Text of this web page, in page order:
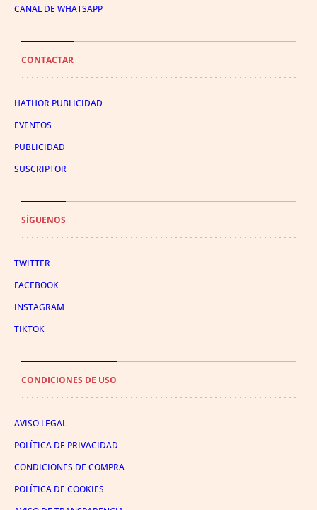
CANAL DE WHATSAPP
CONTACTAR
HATHOR PUBLICIDAD
EVENTOS
PUBLICIDAD
SUSCRIPTOR
SÍGUENOS
TWITTER
FACEBOOK
INSTAGRAM
TIKTOK
CONDICIONES DE USO
AVISO LEGAL
POLÍTICA DE PRIVACIDAD
CONDICIONES DE COMPRA
POLÍTICA DE COOKIES